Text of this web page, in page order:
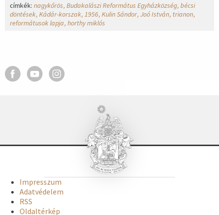
címkék: nagykőrös Budakalászi Református Egyházközség bécsi
döntések Kádár-korszak 1956 Kulin Sándor Joó István trianon
reformátusok lapja horthy miklós
Impresszum
Adatvédelem
RSS
Oldaltérkép